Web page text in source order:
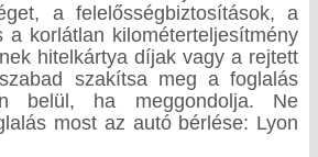
a felelősségbiztosítások, a
a korlátlan kilométerteljesítmény
hitelkártya díjak vagy a rejtett
szakítsa meg a foglalás
belül, ha meggondolja. Ne
most az autó bérlése: Lyon